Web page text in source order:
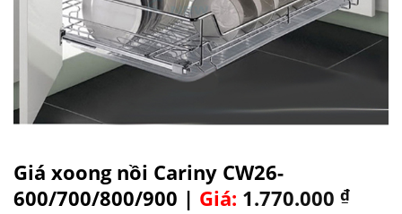
Giá xoong nồi Cariny CW26-
600/700/800/900 | Giá: 1.770.000 ₫